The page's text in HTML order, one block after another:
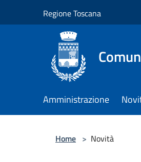
Regione Toscana
Amministrazione
Home > Novità